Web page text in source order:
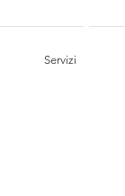
Servizi